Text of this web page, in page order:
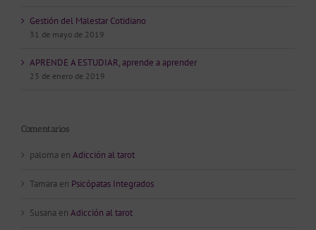
Gestión del Malestar Cotidiano
31 de mayo de 2019
APRENDE A ESTUDIAR, aprende a aprender
23 de enero de 2019
Comentarios
paloma en Adicción al tarot
Tamara en Psicópatas Integrados
Susana en Adicción al tarot